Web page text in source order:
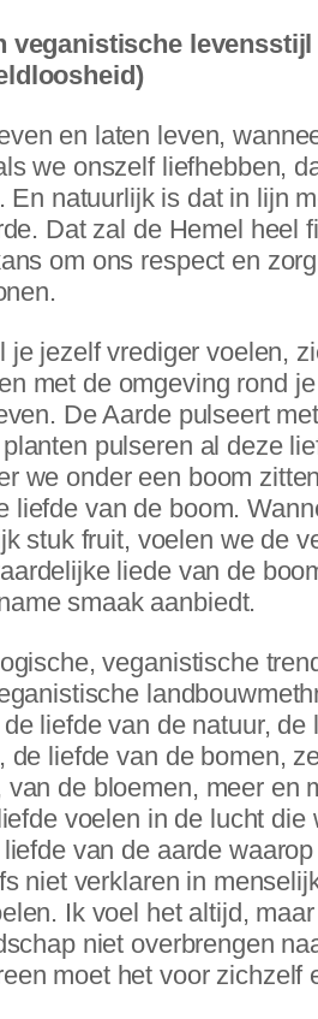
veganistische
en laten leven,
we onszelf liefhebben,
En natuurlijk is dat in lijn
Dat zal de Hemel heel
om ons respect en
je jezelf vrediger voelen,
met de omgeving rond
De Aarde pulseert
pulseren al deze
we onder een boom
liefde van de boom.
stuk fruit, voelen we de
liede van de
smaak aanbiedt.
veganistische
liefde van de natuur, de
de liefde van de bomen,
van de bloemen, meer en
voelen in de lucht die
van de aarde
niet verklaren in
Ik voel het altijd,
niet overbrengen
moet het voor zichzelf